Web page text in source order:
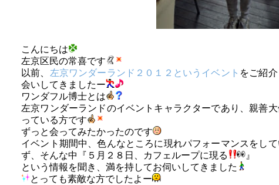
こんにちは
左京区民の常喜です
以前、 左京ワンダーランド２０１２というイベント をご紹
会いしてきましたー
ワンダフル博士とは
左京ワンダーランドのイベントキャラクターであり、親善
っている方です
ずっと会ってみたかったのです
イベント期間中、色んなところに現れパフォーマンスをし
ず、そんな中『５月２８日、カフェループに現る
』
という情報を聞き、満を持してお伺いしてきました
とっても素敵な方でしたよー